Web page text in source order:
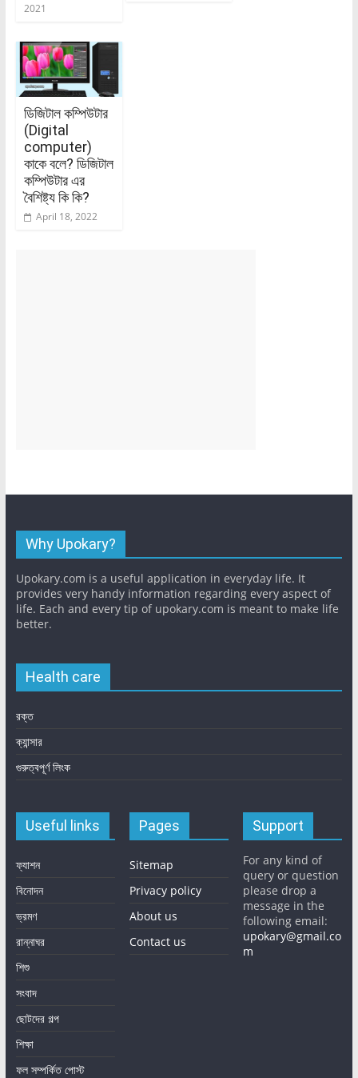
2021
ডিজিটাল কম্পিউটার
(Digital
computer)
কাকে বলে? ডিজিটাল
কম্পিউটার এর
বৈশিষ্ট্য কি কি?
April 18, 2022
Why Upokary?
Upokary.com is a useful application in everyday life. It
provides very handy information regarding every aspect of
life. Each and every tip of upokary.com is meant to make life
better.
Health care
রক্ত
ক্যান্সার
গুরুত্বপূর্ণ লিংক
Useful links
ফ্যাশন
বিনোদন
ভ্রমণ
রান্নাঘর
শিশু
সংবাদ
ছোটদের গল্প
শিক্ষা
ফল সম্পর্কিত পোস্ট
Pages
Sitemap
Privacy policy
About us
Contact us
Support
For any kind of
query or question
please drop a
message in the
following email:
upokary@gmail.co
m